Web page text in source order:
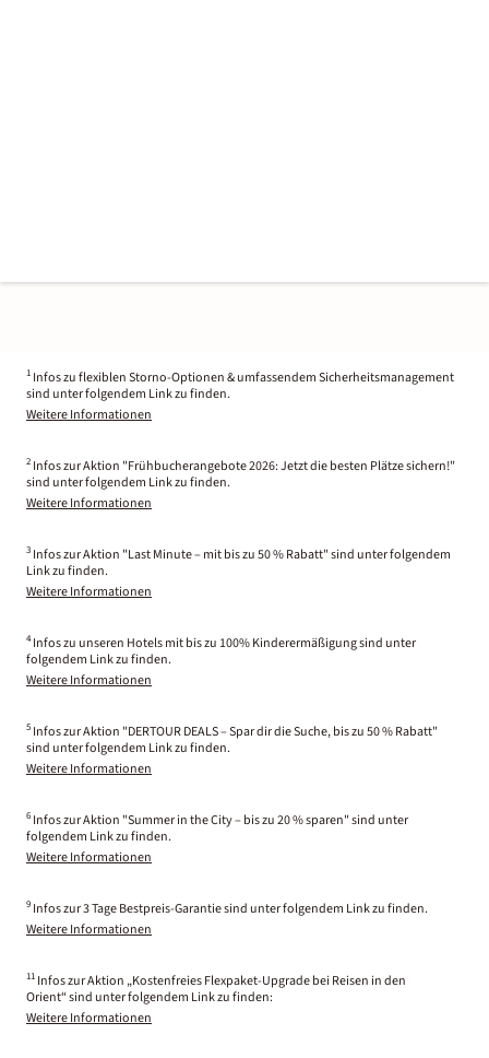
1 Infos zu flexiblen Storno-Optionen & umfassendem Sicherheitsmanagement
sind unter folgendem Link zu finden.
Weitere Informationen
2 Infos zur Aktion "Frühbucherangebote 2026: Jetzt die besten Plätze sichern!"
sind unter folgendem Link zu finden.
Weitere Informationen
3 Infos zur Aktion "Last Minute – mit bis zu 50 % Rabatt" sind unter folgendem
Link zu finden.
Weitere Informationen
4 Infos zu unseren Hotels mit bis zu 100% Kinderermäßigung sind unter
folgendem Link zu finden.
Weitere Informationen
5 Infos zur Aktion "DERTOUR DEALS – Spar dir die Suche, bis zu 50 % Rabatt"
sind unter folgendem Link zu finden.
Weitere Informationen
6 Infos zur Aktion "Summer in the City – bis zu 20 % sparen" sind unter
folgendem Link zu finden.
Weitere Informationen
9 Infos zur 3 Tage Bestpreis-Garantie sind unter folgendem Link zu finden.
Weitere Informationen
11 Infos zur Aktion „Kostenfreies Flexpaket-Upgrade bei Reisen in den
Orient“ sind unter folgendem Link zu finden:
Weitere Informationen